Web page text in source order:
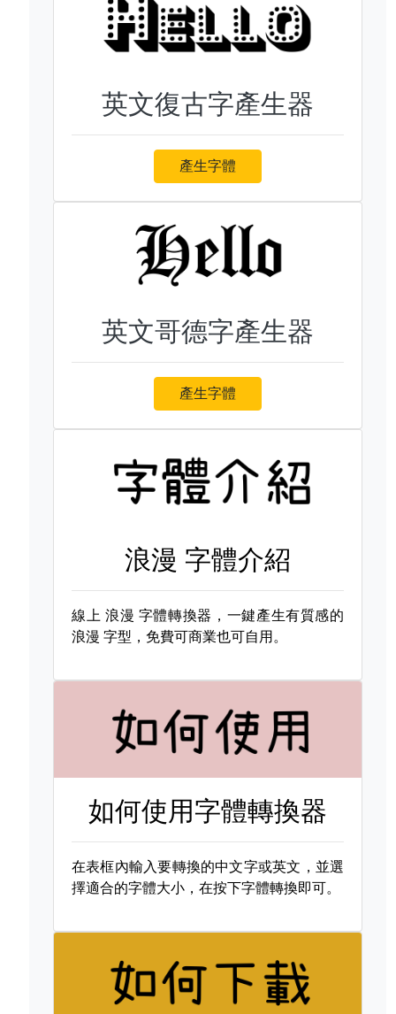
英文復古字產生器
產生字體
英文哥德字產生器
產生字體
浪漫 字體介紹
線上 浪漫 字體轉換器，一鍵產生有質感的
浪漫 字型，免費可商業也可自用。
如何使用字體轉換器
在表框內輸入要轉換的中文字或英文，並選
擇適合的字體大小，在按下字體轉換即可。